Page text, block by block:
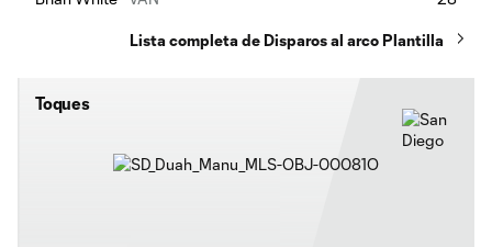
Lista completa de Disparos al arco Plantilla
Toques